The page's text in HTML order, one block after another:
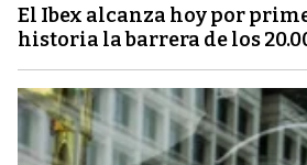
El Ibex alcanza hoy por
historia la barrera de los